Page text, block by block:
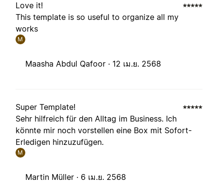
Love it!
This template is so useful to organize all my
works
M
Maasha Abdul Qafoor · 12 เม.ย. 2568
Super Template!
Sehr hilfreich für den Alltag im Business. Ich
könnte mir noch vorstellen eine Box mit Sofort-
Erledigen hinzuzufügen.
M
Martin Müller · 6 เม.ย. 2568